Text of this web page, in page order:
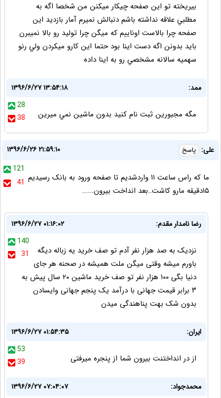
بيريخته تو اين صفحه چيكار ميكنن من شخصا اگه به
مطلبي علاقه نداشته باشم دنبالش نميرم آمار بازديد اين
صفحه چرا بالاست اوناييم كه ميگن چرا توليد رو بالا نميبرن
بايد بدونن اگه دست اينا بود حتما اين كارو ميكردن ولي رنو
سهميه سالانه مشخصي رو به اينا داده
ممد:
۱۳۹۶/۶/۲۷ ۱۳:۵۴:۱۸
28
38
مگه مجبورين ثبت نام كنيد بدون ماشين نمي ميرين
علی: پاسخ
۱۳۹۶/۶/۲۶ ۲۱:۵۹:۱۰
121
41 ما که راس ساعت ۱۱ واردشدیم تا صفحه ورود به بانک رسیدیم
۱۵دقیقه مارو کاشت..بعد انداخت بیرون......
رضا نامدار مقدم:
۱۳۹۶/۶/۲۷ ۰۱:۱۶:۰۲
140
31
نزدیک به صد هزار نفر آدم تو صف خرید یه زباله دیگه
باورم میشه وقتی میگن ملت همیشه در صحنه هر جای
دنیا بگی ۱۰۰ هزار نفر تو صف خرید ماشین ۲۰ سال پیش به
۳ برابر قیمت جهانی با درآمد یک پنجم جهانی وایسادن
بدون شک بهت پناهندگی میدن
ایران:
۱۳۹۶/۶/۲۷ ۰۱:۵۴:۳۵
53
39
از در انداختنت بیرون شما از پنجره میرفتی
محمدجواد:
۱۳۹۶/۶/۲۷ ۰۷:۰۴:۰۷